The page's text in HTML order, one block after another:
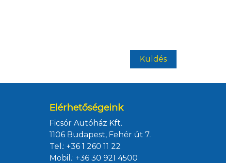
Elérhetőségeink
Ficsór Autóház Kft.
1106 Budapest, Fehér út 7.
Tel.: +36 1 260 11 22
Mobil.: +36 30 921 4500